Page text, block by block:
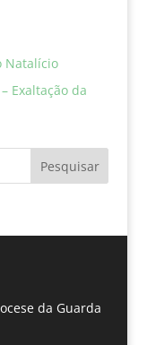
Natalício
Exaltação da
Pesquisar
da Guarda